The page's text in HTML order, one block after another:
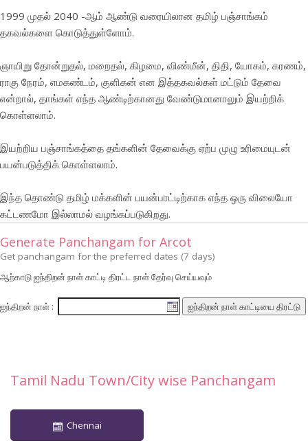
1999 முதல் 2040 -ஆம் ஆண்டு வரையிலான தமிழ் பஞ்சாங்கம்
தகவல்களை கொடுத்துள்ளோம்.
ஞாயிறு தோன்றுதல், மறைதல், கிழமை, விண்மீன், திதி, யோகம், கரணம்,
ராகு நேரம், எமகண்டம், குளிகன் என இத்தகவல்கள் மட்டும் தேவை
என்றால், தாங்கள் எந்த ஆண்டிற்கானது வேண்டுமானாலும் இயற்றிக்
கொள்ளலாம்.
இயற்றிய பஞ்சாங்கத்தை தங்களின் தேவைக்கு ஏற்ப முழு உரிமையுடன்
பயன்படுத்திக் கொள்ளலாம்.
இந்த தொண்டு தமிழ் மக்களின் பயன்பாட்டிற்காக எந்த ஒரு விலையோ
கட்டணமோ இல்லாமல் வழங்கப்படுகிறது.
Generate Panchangam for Arcot
Get panchangam for the preferred dates (7 days)
ஆற்காடு ஐந்திறன் நாள் காட்டி திரட்ட நாள் தேர்வு செய்யவும்
ஐந்திறன் நாள் :
Tamil Nadu Town/City wise Panchangam
Chennai